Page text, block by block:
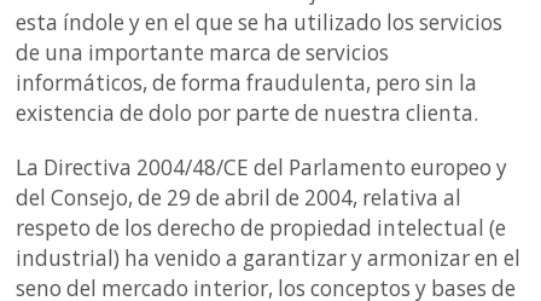
esta índole y en el que se ha utilizado los servicios
de una importante marca de servicios
informáticos, de forma fraudulenta, pero sin la
existencia de dolo por parte de nuestra clienta.
La Directiva 2004/48/CE del Parlamento europeo y
del Consejo, de 29 de abril de 2004, relativa al
respeto de los derecho de propiedad intelectual (e
industrial) ha venido a garantizar y armonizar en el
seno del mercado interior, los conceptos y bases de